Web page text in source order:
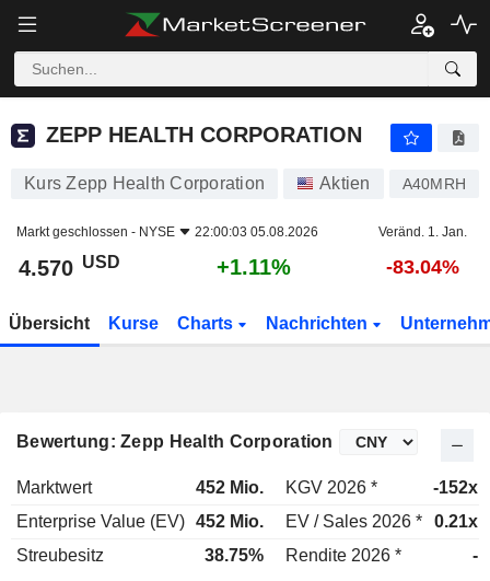
ZEPP HEALTH CORPORATION
ZEPP HEALTH CORPORATION
Kurs Zepp Health Corporation Aktien A40MRH
Markt geschlossen - NYSE 22:00:03 05.08.2026 Veränd. 1. Jan.
4.570 USD +1.11% -83.04%
Übersicht Kurse Charts Nachrichten
Bewertung: Zepp Health Corporation
Marktwert 452 Mio. KGV 2026 *
-152x
Enterprise Value (EV) 452 Mio. EV / Sales 2026 *
0.21x
Streubesitz
38.75% Rendite 2026 * -